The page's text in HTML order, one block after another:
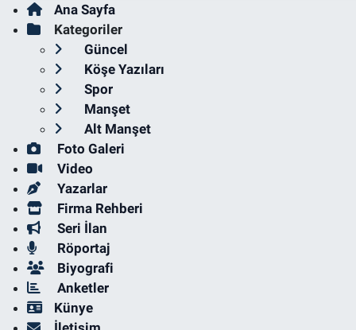
Ana Sayfa
Kategoriler
Güncel
Köşe Yazıları
Spor
Manşet
Alt Manşet
Foto Galeri
Video
Yazarlar
Firma Rehberi
Seri İlan
Röportaj
Biyografi
Anketler
Künye